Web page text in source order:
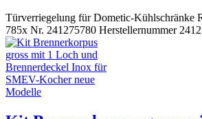
Türverriegelung für Dometic-Kühlschränke
785x Nr. 241275780 Herstellernummer